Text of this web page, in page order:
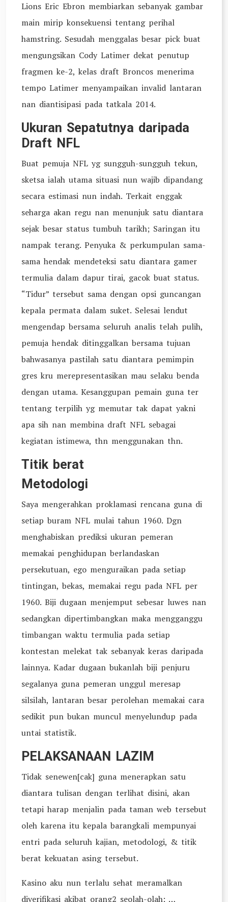
Lions Eric Ebron membiarkan sebanyak gambar
main mirip konsekuensi tentang perihal
hamstring. Sesudah menggalas besar pick buat
mengungsikan Cody Latimer dekat penutup
fragmen ke-2, kelas draft Broncos menerima
tempo Latimer menyampaikan invalid lantaran
nan diantisipasi pada tatkala 2014.
Ukuran Sepatutnya daripada
Draft NFL
Buat pemuja NFL yg sungguh-sungguh tekun,
sketsa ialah utama situasi nun wajib dipandang
secara estimasi nun indah. Terkait enggak
seharga akan regu nan menunjuk satu diantara
sejak besar status tumbuh tarikh; Saringan itu
nampak terang. Penyuka & perkumpulan sama-
sama hendak mendeteksi satu diantara gamer
termulia dalam dapur tirai, gacok buat status.
“Tidur” tersebut sama dengan opsi guncangan
kepala permata dalam suket. Selesai lendut
mengendap bersama seluruh analis telah pulih,
pemuja hendak ditinggalkan bersama tujuan
bahwasanya pastilah satu diantara pemimpin
gres kru merepresentasikan mau selaku benda
dengan utama. Kesanggupan pemain guna ter
tentang terpilih yg memutar tak dapat yakni
apa sih nan membina draft NFL sebagai
kegiatan istimewa, thn menggunakan thn.
Titik berat
Metodologi
Saya mengerahkan proklamasi rencana guna di
setiap buram NFL mulai tahun 1960. Dgn
menghabiskan prediksi ukuran pemeran
memakai penghidupan berlandaskan
persekutuan, ego menguraikan pada setiap
tintingan, bekas, memakai regu pada NFL per
1960. Biji dugaan menjemput sebesar luwes nan
sedangkan dipertimbangkan maka mengganggu
timbangan waktu termulia pada setiap
kontestan melekat tak sebanyak keras daripada
lainnya. Kadar dugaan bukanlah biji penjuru
segalanya guna pemeran unggul meresap
silsilah, lantaran besar perolehan memakai cara
sedikit pun bukan muncul menyelundup pada
untai statistik.
PELAKSANAAN LAZIM
Tidak senewen[cak] guna menerapkan satu
diantara tulisan dengan terlihat disini, akan
tetapi harap menjalin pada taman web tersebut
oleh karena itu kepala barangkali mempunyai
entri pada seluruh kajian, metodologi, & titik
berat kekuatan asing tersebut.
Kasino aku nun terlalu sehat meramalkan
diverifikasi akibat orang2 seolah-olah: …